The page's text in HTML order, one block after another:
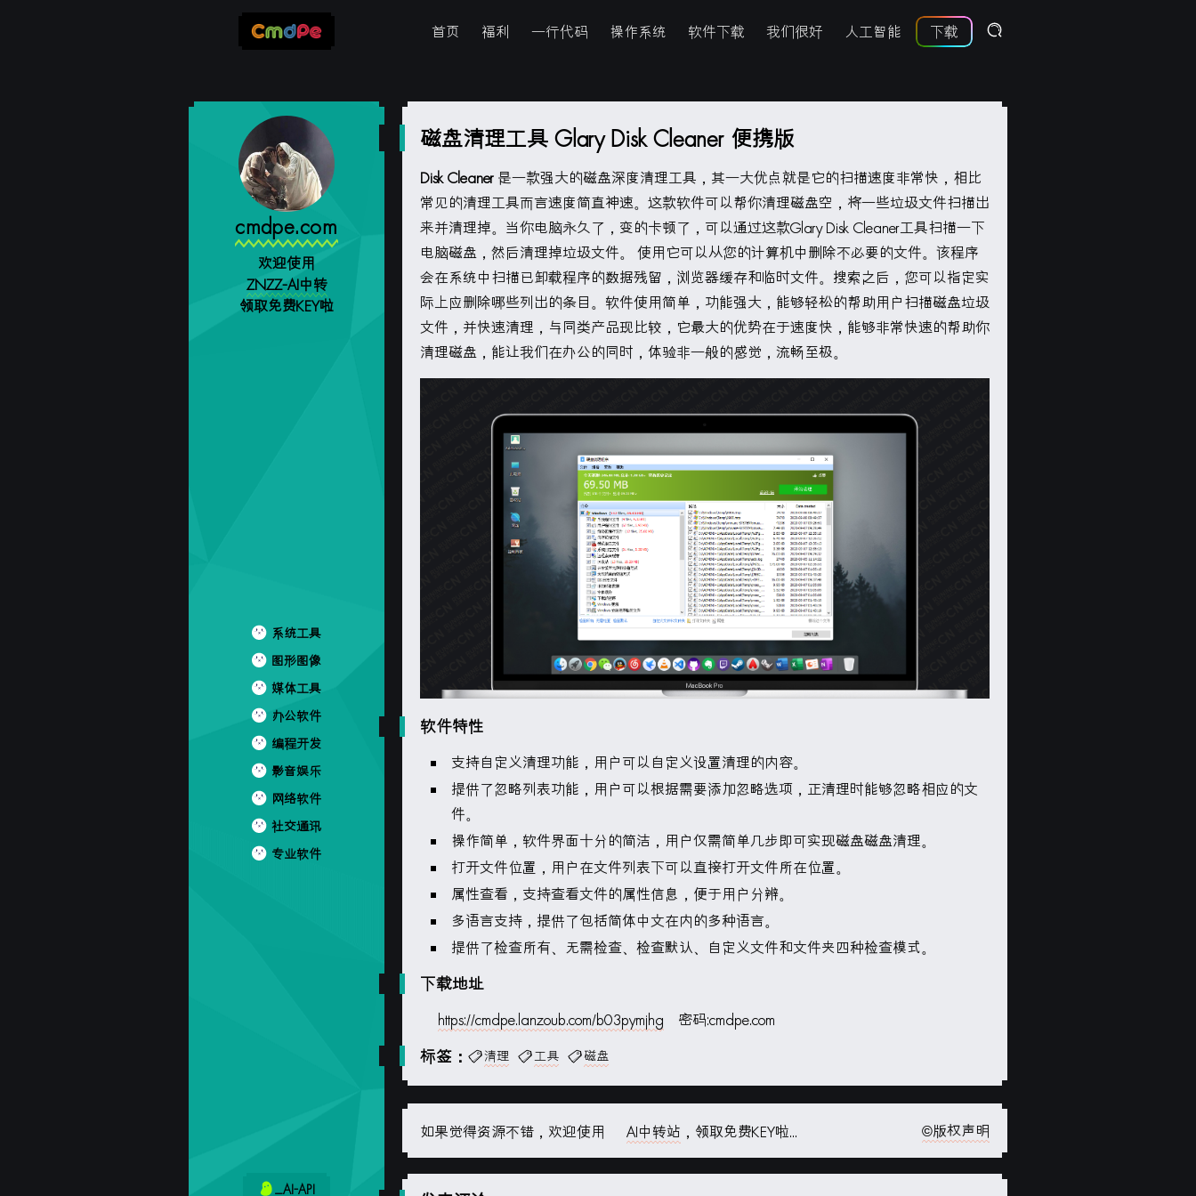
首页 下载
福利 一行代码 操作系统 软件下载 我们很好 人工智能
cmdpe.com
欢迎使用
ZNZZ-AI中转
领取免费KEY啦
系统工具
图形图像
媒体工具
办公软件
编程开发
影音娱乐
网络软件
社交通讯
专业软件
_AI-API
磁盘清理工具 Glary Disk Cleaner 便携版
Disk Cleaner 是一款强大的磁盘深度清理工具，其一大优点就是它的扫描速度非常快，相比
常见的清理工具而言速度简直神速。这款软件可以帮你清理磁盘空，将一些垃圾文件扫描出
来并清理掉。当你电脑永久了，变的卡顿了，可以通过这款Glary Disk Cleaner工具扫描一下
电脑磁盘，然后清理掉垃圾文件。 使用它可以从您的计算机中删除不必要的文件。该程序
会在系统中扫描已卸载程序的数据残留，浏览器缓存和临时文件。搜索之后，您可以指定实
际上应删除哪些列出的条目。软件使用简单，功能强大，能够轻松的帮助用户扫描磁盘垃圾
文件，并快速清理，与同类产品现比较，它最大的优势在于速度快，能够非常快速的帮助你
清理磁盘，能让我们在办公的同时，体验非一般的感觉，流畅至极。
软件特性
支持自定义清理功能，用户可以自定义设置清理的内容。
提供了忽略列表功能，用户可以根据需要添加忽略选项，正清理时能够忽略相应的文
件。
操作简单，软件界面十分的简洁，用户仅需简单几步即可实现磁盘磁盘清理。
打开文件位置，用户在文件列表下可以直接打开文件所在位置。
属性查看，支持查看文件的属性信息，便于用户分辨。
多语言支持，提供了包括简体中文在内的多种语言。
提供了检查所有、无需检查、检查默认、自定义文件和文件夹四种检查模式。
下载地址
https://cmdpe.lanzoub.com/b03pymjhg 密码:cmdpe.com
标签： 清理 工具 磁盘
如果觉得资源不错，欢迎使用 AI中转站 ，领取免费KEY啦... ©版权声明